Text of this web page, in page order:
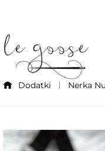
Dodatki Nerka